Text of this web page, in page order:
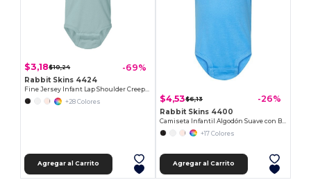
$3,18$10,24 -69%
Rabbit Skins 4424
Fine Jersey Infant Lap Shoulder Creeper
+28 Colores
Agregar al Carrito
$4,53$6,13 -26%
Rabbit Skins 4400
+17 Colores
Agregar al Carrito